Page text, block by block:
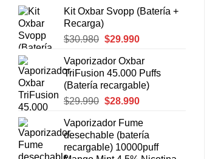
original
era:
$8.990.
actual
$8.490.
Kit Oxbar Svopp (Batería +
Recarga)
$30.980 El
original
era:
$30.980.
$29.990El
actual
es:
$29.990.
Vaporizador Oxbar
TriFusion 45.000 Puffs
(Batería recargable)
$29.990 El
original
era:
$29.990.
$28.990El
actual
es:
$28.990.
Vaporizador Fume
desechable (batería
recargable) 10000puff
a
Favoritos
Euphoria
50mm
-13%
+
MOLEDORES
Moledor Smoking High as Fuck
XL (63mm)